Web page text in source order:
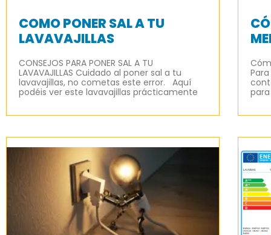
COMO PONER SAL A TU
LAVAVAJILLAS
CONSEJOS PARA PONER SAL A TU
LAVAVAJILLAS Cuidado al poner sal a tu
lavavajillas, no cometas este error. Aquí
podéis ver este lavavajillas prácticamente